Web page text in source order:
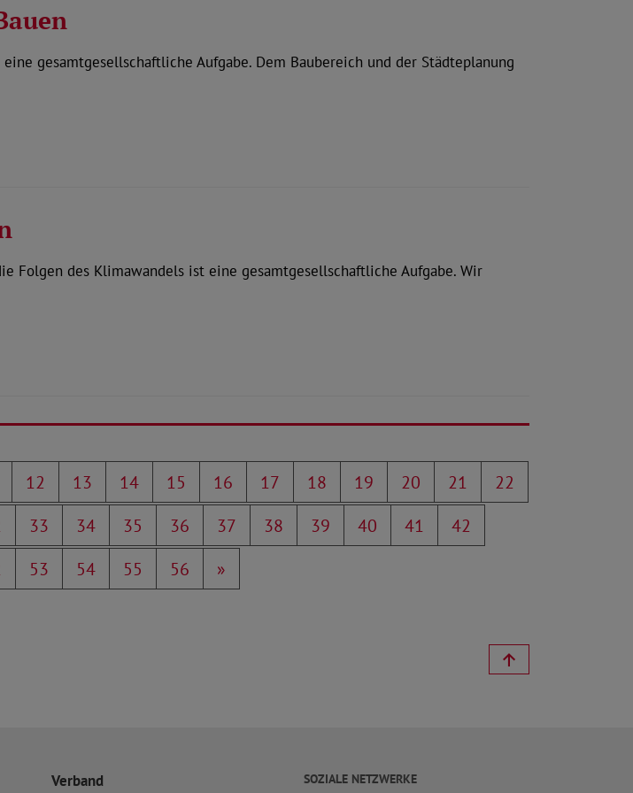
gesamtgesellschaftliche Aufgabe. Dem Baubereich und der Städteplanung
Folgen des Klimawandels ist eine gesamtgesellschaftliche Aufgabe. Wir
12 13 14 15 16 17 18 19 20 21
22
33 34 35 36 37 38 39 40 41
42
53 54 55 56 »
Verband SOZIALE NETZWERKE